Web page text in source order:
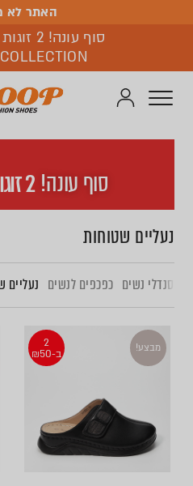
האתר לא
האתר לא
סוף עונה! 2 זוגות החל מ- ₪50
סוף עונה! 2 זוגות
נעליים שטוחות
סנדלי נשים כפכפים לנשים נעליים
2
ב-₪50
מבצע!